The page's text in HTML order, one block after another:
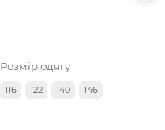
Розмір одягу
116 122 140 146